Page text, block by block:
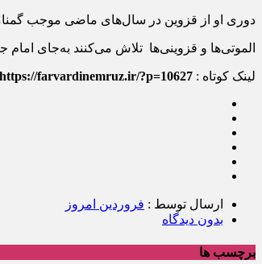
دوری او از قزوین در سال‌های ماضی موجب
الموتی‌ها و قزوینی‌ها تلاش می‌کنند به‌جای
لینک کوتاه : https://farvardinemruz.ir/?p=10627
ارسال توسط : فروردین امروز
بدون دیدگاه
برچسب ها